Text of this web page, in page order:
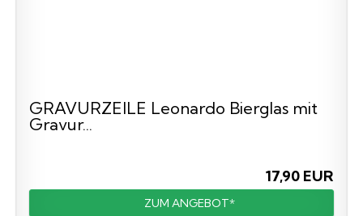
GRAVURZEILE Leonardo Bierglas mit
Gravur...
17,90 EUR
ZUM ANGEBOT*